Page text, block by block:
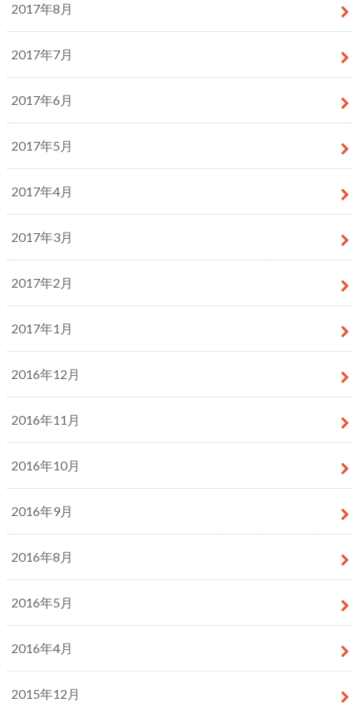
2017年8月
2017年7月
2017年6月
2017年5月
2017年4月
2017年3月
2017年2月
2017年1月
2016年12月
2016年11月
2016年10月
2016年9月
2016年8月
2016年5月
2016年4月
2015年12月